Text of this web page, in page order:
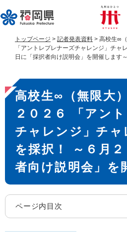
ー
ジ
。
ニ
ュ
て
本
トップページ > 記者発表資料 > 高校生∞
「アントレプレナーズチャレンジ」チャ
日に「採択者向け説明会」を開催します～
本
文
高校生∞（無限大
２０２６ 「アン
チャレンジ」チャ
を採択！ ～６月
者向け説明会」を
ページ内目次